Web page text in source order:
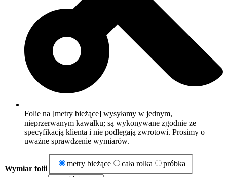
Folie na [metry bieżące] wysyłamy w jednym,
nieprzerwanym kawałku; są wykonywane zgodnie ze
specyfikacją klienta i nie podlegają zwrotowi. Prosimy o
uważne sprawdzenie wymiarów.
Wymiar folii
metry bieżące cała rolka próbka